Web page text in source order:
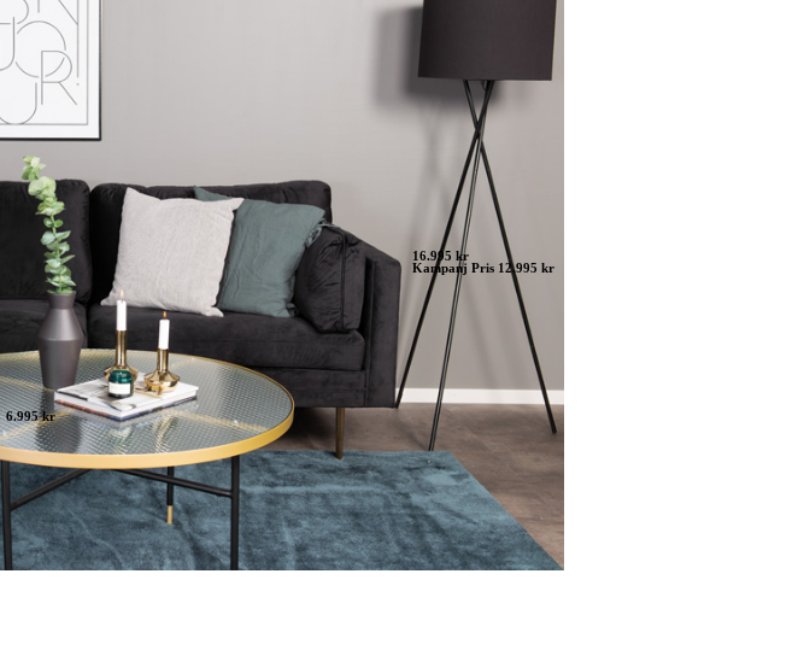
6.995 kr
16.995 kr
Kampanj Pris 12.995 kr